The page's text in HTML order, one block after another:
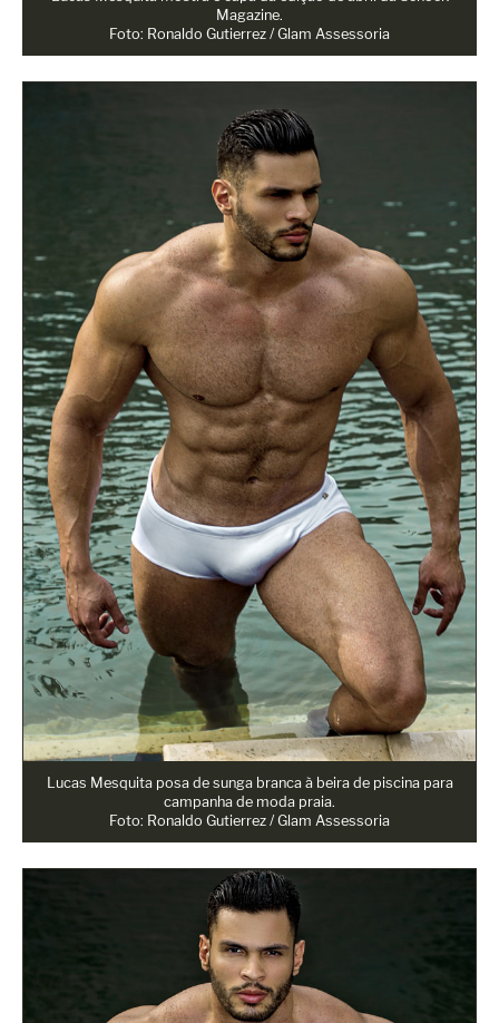
Magazine.
Foto: Ronaldo Gutierrez / Glam Assessoria
Lucas Mesquita posa de sunga branca à beira de piscina para
campanha de moda praia.
Foto: Ronaldo Gutierrez / Glam Assessoria